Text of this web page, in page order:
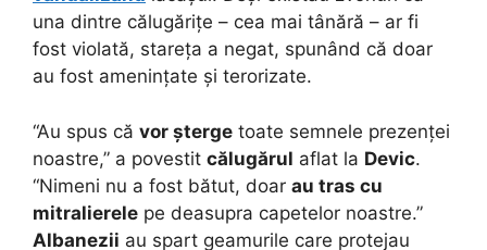
una dintre călugărițe – cea mai tânără – ar fi
fost violată, stareța a negat, spunând că doar
au fost amenințate și terorizate.
“Au spus că vor șterge toate semnele prezenței
noastre,” a povestit călugărul aflat la Devic.
“Nimeni nu a fost bătut, doar au tras cu
mitralierele pe deasupra capetelor noastre.”
Albanezii au spart geamurile care protejau